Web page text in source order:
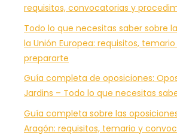
requisitos, convocatorias y
Todo lo que necesitas saber sobre
la Unión Europea: requisitos,
prepararte
Guía completa de oposiciones:
Jardins – Todo lo que necesitas
Guía completa sobre las
Aragón: requisitos, temario y